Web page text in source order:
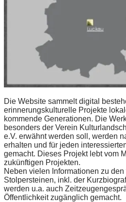
Die Website sammelt digital
erinnerungskulturelle Projekte
kommende Generationen. Die
besonders der Verein
e.V. erwähnt werden soll, werden
erhalten und für jeden
gemacht. Dieses Projekt lebt vom
zukünftigen Projekten.
Neben vielen Informationen zu
Stolpersteinen, inkl. der
werden u.a. auch
Öffentlichkeit zugänglich gemacht.